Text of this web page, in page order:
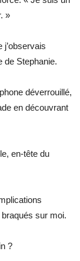
»
j’observais
de Stephanie.
déverrouillé,
en découvrant
en-tête du
sur moi.
?